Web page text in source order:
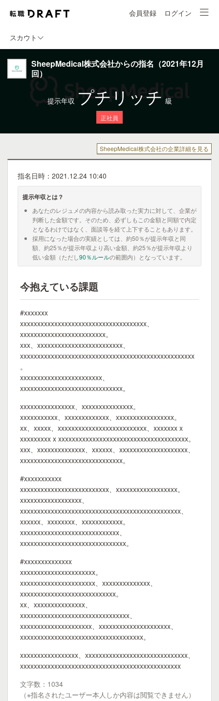
会員登録 ログイン
スカウト
SheepMedical株式会社からの指名（2021年12月
回）
提示年収 プチリッチ 級
正社員
SheepMedical株式会社の企業詳細を見る
指名日時：2021.12.24 10:40
提示年収とは？
あなたのレジュメの内容から読み取った実力に対して、企業が
判断した金額です。そのため、必ずしもこの金額と同額で内定
となるわけではなく、面談等を経て上下することもあります。
採用になった場合の実績としては、約50％が提示年収と同
額、約25％が提示年収より高い金額、約25％が提示年収より
低い金額（ただし90％ルールの範囲内）となっています。
今抱えている課題
#xxxxxxx
xxxxxxxxxxxxxxxxxxxxxxxxxxxxxxxxxxxxx、
xxxxxxxxxxxxxxxxxxxxxxxxx。
xxx、xxxxxxxxxxxxxxxxxxxxxxxxx、
xxxxxxxxxxxxxxxxxxxxxxxxxxxxxxxxxxxxxxxxxxxxxxxxxxx
。
xxxxxxxxxxxxxxxxxxxxxxxx、
xxxxxxxxxxxxxxxxxxxxxxxxxxxxxx。
xxxxxxxxxxxxxxxx、xxxxxxxxxxxxxxx。
xxxxxxxxxxx、xxxxxxxxxxxxx、xxxxxxxxxxxxxxxxx。
xx、xxxxx、xxxxxxxxxxxxxxxxxxxxxxxxxx、xxxxxxx x
xxxxxxxxx x xxxxxxxxxxxxxxxxxxxxxxxxxxxxxxxxxxxxxx。
xxx、xxxxxxxxxxxxxx、xxxxxx、xxxxxxxxxxxxxxxxxxxx、
xxxxxxxxxxxxxxxxxxxxxxxxxxxxxx。
#xxxxxxxxxxx
xxxxxxxxxxxxxxxxxxxxxxxxxx、xxxxxxxxxxxxxxxxxx。
xxxxxxxxxxxxxxxxxx、
xxxxxxxxxxxxxxxxxxxxxxxxxxxxxxxxxxxxxxxxxxxxxxx、
xxxxxx、xxxxxxxx、xxxxxxxxxxxx。
xxxxxxxxxxxxxxxxxxxxxxxxxxxxx、
xxxxxxxxxxxxxxxxxxxxxxxxxxxxxxx。
#xxxxxxxxxxxxxx
xxxxxxxxxxxxxxxxxxxxxx。
xxxxxxxxxxxxxxxxxxxxxx、xxxxxxxxxxxxxx、
xxxxxxxxxxxxxxxxxxxxxxxxxxxx。
xx、xxxxxxxxxxxxxxx、
xxxxxxxxxxxxxxxxxxxxxxxxxxxxxxxx、
xxxxxxxxxxxxxxxxxxxxx、xxxxxxxxxxxxxxxxxxxxx、
xxxxxxxxxxxxxxxxxxxxxxxxxxxxxxxxxxxx。
xxxxxxxxxxxxxxxxx、xxxxxxxxxxxxxxxxxxxxxxxxxxxxxx、
xxxxxxxxxxxxxxxxxxxxxxxxxxxxxxxxxxxxxxxxxxxxxxx
文字数：1034
（※指名されたユーザー本人しか内容は閲覧できません）